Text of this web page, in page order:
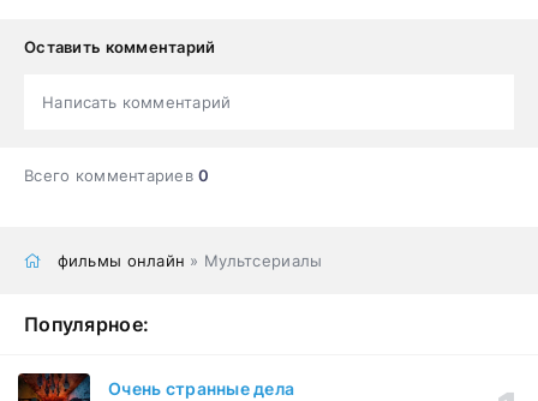
Оставить комментарий
Написать комментарий
Всего комментариев0
фильмы онлайн » Мультсериалы
Популярное:
Очень странные дела